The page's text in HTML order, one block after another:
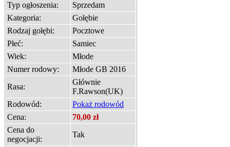
Typ ogłoszenia:
Sprzedam
Kategoria:
Gołębie
Rodzaj gołębi:
Pocztowe
Płeć:
Samiec
Wiek:
Młode
Numer rodowy:
Młode GB 2016
Rasa:
Głównie
F.Rawson(UK)
Rodowód:
Pokaż rodowód
Cena:
70,00 zł
Cena do
negocjacji:
Tak